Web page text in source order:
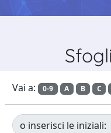
Vai a: 0-9 A B C
o inserisci le iniziali: